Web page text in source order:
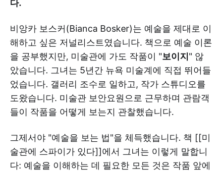
다.
비앙카 보스커(Bianca Bosker)는 예술을 제대로 이
해하고 싶은 저널리스트였습니다. 책으로 예술 이론
을 공부했지만, 미술관에 가도 작품이 "보이지 " 않
았습니다. 그녀는 5년간 뉴욕 미술계에 직접 뛰어들
었습니다. 갤러리 조수로 일하고, 작가 스튜디오를
도왔습니다. 미술관 보안요원으로 근무하며 관람객
들이 작품을 어떻게 보는지 관찰했습니다.
그제서야 "예술을 보는 법"을 체득했습니다. 책 [[미
술관에 스파이가 있다]]에서 그녀는 이렇게 말합니
다: 예술을 이해하는 데 필요한 모든 것은 작품 앞에